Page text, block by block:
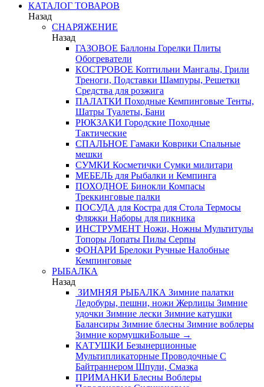
КАТАЛОГ ТОВАРОВ
Назад
СНАРЯЖЕНИЕ
Назад
ГАЗОВОЕ Баллоны Горелки Плиты
Обогреватели
КОСТРОВОЕ Коптильни Мангалы, Грили
Треноги, Подставки Шампуры, Решетки
Средства для розжига
ПАЛАТКИ Походные Кемпинговые Тенты,
Шатры Туалеты, Бани
РЮКЗАКИ Городские Походные
Тактические
СПАЛЬНОЕ Гамаки Коврики Спальные
мешки
СУМКИ Косметички Сумки милитари
МЕБЕЛЬ для Рыбалки и Кемпинга
ПОХОДНОЕ Бинокли Компасы
Треккинговые палки
ПОСУДА для Костра для Стола Термосы
Фляжки Наборы для пикника
ИНСТРУМЕНТ Ножи, Ножны Мультитулы
Топоры Лопаты Пилы Серпы
ФОНАРИ Брелоки Ручные Налобные
Кемпинговые
РЫБАЛКА
Назад
ЗИМНЯЯ РЫБАЛКА Зимние палатки
Ледобуры, пешни, ножи Жерлицы Зимние
удочки Зимние лески Зимние катушки
Балансиры Зимние блесны Зимние воблеры
Зимние кормушкиБольше →
КАТУШКИ Безынерционные
Мультипликаторные Проводочные С
Байтраннером Шпули, Смазка
ПРИМАНКИ Блесны Воблеры